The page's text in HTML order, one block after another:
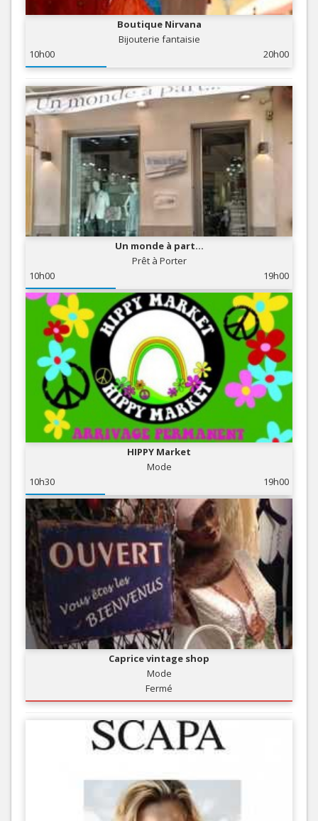
Boutique Nirvana
Bijouterie fantaisie
10h00
20h00
Un monde à part...
Prêt à Porter
10h00
19h00
HIPPY Market
Mode
10h30
19h00
Caprice vintage shop
Mode
Fermé